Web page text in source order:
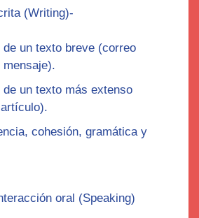
(Writing)-
de un texto breve (correo
de un texto más extenso
cohesión, gramática y
oral (Speaking)